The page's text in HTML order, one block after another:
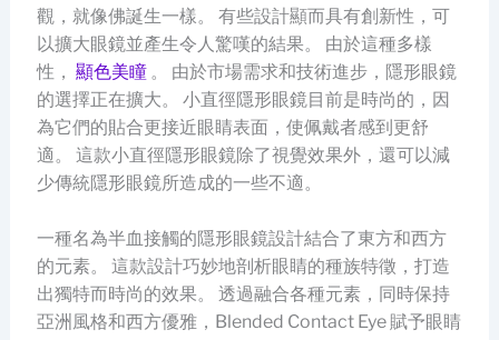
觀，就像佛誕生一樣。 有些設計顯而具有創新性，可
以擴大眼鏡並產生令人驚嘆的結果。 由於這種多樣
性， 顯色美瞳。 由於市場需求和技術進步，隱形眼鏡
的選擇正在擴大。 小直徑隱形眼鏡目前是時尚的，因
為它們的貼合更接近眼睛表面，使佩戴者感到更舒
適。 這款小直徑隱形眼鏡除了視覺效果外，還可以減
少傳統隱形眼鏡所造成的一些不適。
一種名為半血接觸的隱形眼鏡設計結合了東方和西方
的元素。 這款設計巧妙地剖析眼睛的種族特徵，打造
出獨特而時尚的效果。 透過融合各種元素，同時保持
亞洲風格和西方優雅，Blended Contact Eye 賦予眼睛